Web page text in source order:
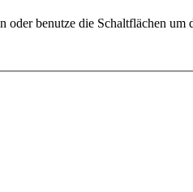
benutze die Schaltflächen um